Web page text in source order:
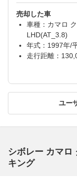
売却した車
車種：カマロ
LHD(AT_3.8)
年式：1997年/
走行距離：
ユー
シボレー カマロ
キング